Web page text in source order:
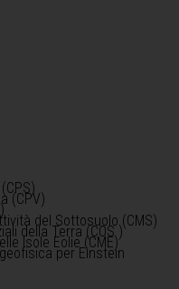
(CPV)
del Sottosuolo (CMS)
della Terra (COS )
Isole Eolie (CME)
per Einstein